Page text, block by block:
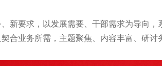
新要求，以发展需要、干部需求为导向
合业务所需，主题聚焦、内容丰富、研讨